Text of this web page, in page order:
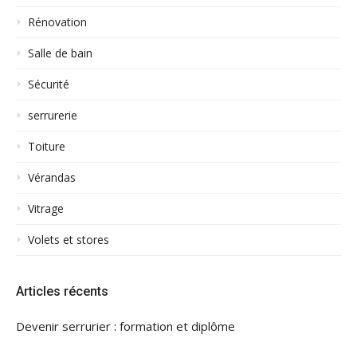
Rénovation
Salle de bain
Sécurité
serrurerie
Toiture
Vérandas
Vitrage
Volets et stores
Articles récents
Devenir serrurier : formation et diplôme